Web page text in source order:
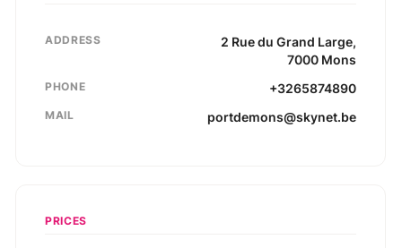
ADDRESS 2 Rue du Grand Large,
7000 Mons
PHONE +3265874890
MAIL portdemons@skynet.be
PRICES